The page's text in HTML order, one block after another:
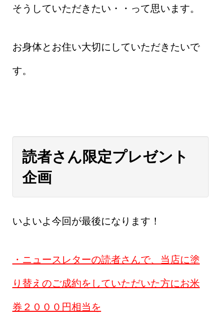
そうしていただきたい・・って思います。
お身体とお住い大切にしていただきたいで
す。
読者さん限定プレゼント
企画
いよいよ今回が最後になります！
・ニュースレターの読者さんで、当店に塗
り替えのご成約をしていただいた方にお米
券２０００円相当を